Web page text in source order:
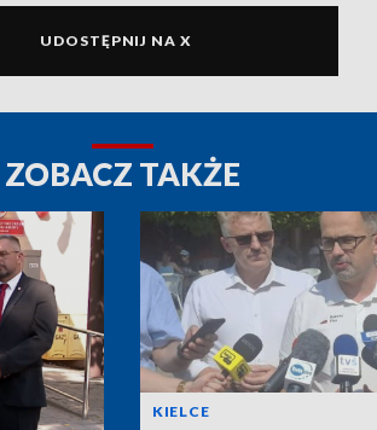
UDOSTĘPNIJ NA X
ZOBACZ TAKŻE
KIELCE